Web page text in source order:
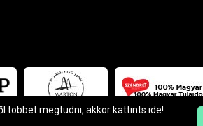
többet megtudni, akkor kattints ide!